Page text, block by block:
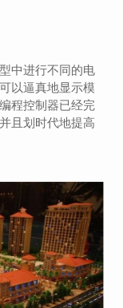
中进行不同的电
以逼真地显示模
程控制器已经完
且划时代地提高